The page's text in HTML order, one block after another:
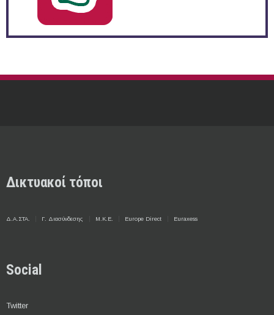
Δικτυακοί τόποι
Δ.Α.ΣΤΑ. Γ. Διασύνδεσης Μ.Κ.Ε. Europe Direct Euraxess
Social
Twitter